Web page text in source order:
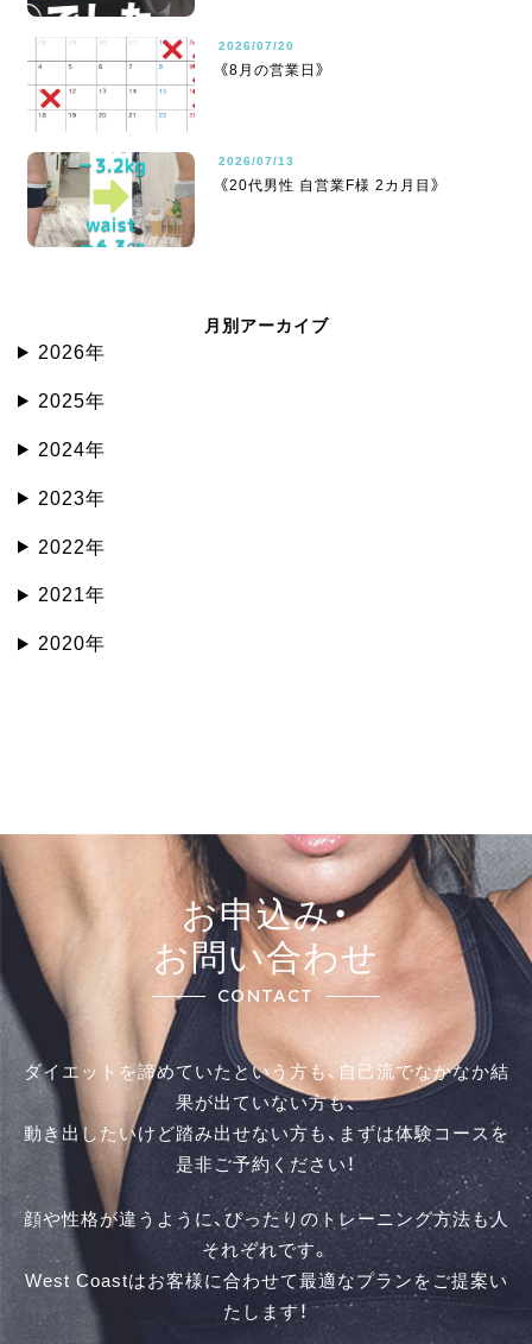
2026/07/20
《8月の営業日》
2026/07/13
《20代男性 自営業F様 2カ月目》
月別アーカイブ
2026年
2025年
2024年
2023年
2022年
2021年
2020年
お申込み・
お問い合わせ
CONTACT
ダイエットを諦めていたという方も、自己流でなかなか結
果が出ていない方も、
動き出したいけど踏み出せない方も、まずは体験コースを
是⾮ご予約ください！
顔や性格が違うように、ぴったりのトレーニング方法も人
それぞれです。
West Coastはお客様に合わせて最適なプランをご提案い
たします！